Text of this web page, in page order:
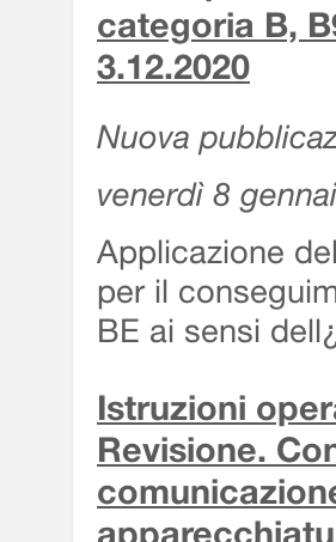
categoria B,
3.12.2020
Nuova
venerdì 8
Applicazione
per il
BE ai sensi
Istruzioni
Revisione.